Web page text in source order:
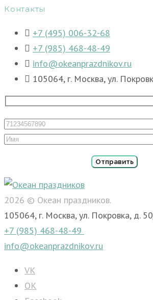
Контакты
+7 (495) 006-32-68
+7 (985) 468-48-49
info@okeanprazdnikov.ru
105064, г. Москва, ул.
2026 © Океан праздников.
105064, г. Москва, ул. Покровка, д.
+7 (985) 468-48-49
info@okeanprazdnikov.ru
VK
OK